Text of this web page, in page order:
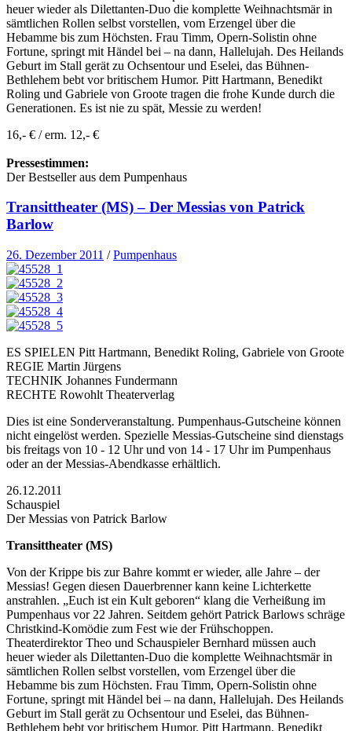
heuer wieder als Dilettanten-Duo die komplette Weihnachtsmär in
sämtlichen Rollen selbst vorstellen, vom Erzengel über die
Hebamme bis zum Höchsten. Frau Timm, Opern-Solistin ohne
Fortune, springt mit Händel bei – na dann, Hallelujah. Des Heilands
Geburt im Stall gerät zu Ochsentour und Eselei, das Bühnen-
Bethlehem bebt vor britischem Humor. Pitt Hartmann, Benedikt
Roling und Gabriele von Groote tragen die frohe Kunde durch die
Generationen. Es ist nie zu spät, Messie zu werden!
16,- € / erm. 12,- €
Pressestimmen:
Der Bestseller aus dem Pumpenhaus
Transittheater (MS) – Der Messias von Patrick
Barlow
26. Dezember 2011 /Pumpenhaus
ES SPIELEN Pitt Hartmann, Benedikt Roling, Gabriele von Groote
REGIE Martin Jürgens
TECHNIK Johannes Fundermann
RECHTE Rowohlt Theaterverlag
Dies ist eine Sonderveranstaltung. Pumpenhaus-Gutscheine können
nicht eingelöst werden. Spezielle Messias-Gutscheine sind dienstags
bis freitags von 10 - 12 Uhr und von 14 - 17 Uhr im Pumpenhaus
oder an der Messias-Abendkasse erhältlich.
26.12.2011
Schauspiel
Der Messias von Patrick Barlow
Transittheater (MS)
Von der Krippe bis zur Bahre kommt er wieder, alle Jahre – der
Messias! Gegen diesen Dauerbrenner kann keine Lichterkette
anstrahlen. „Euch ist ein Kult geboren“ klang die Verheißung im
Pumpenhaus vor 22 Jahren. Seitdem gehört Patrick Barlows schräge
Christkind-Komödie zum Fest wie der Frühschoppen.
Theaterdirektor Theo und Schauspieler Bernhard müssen auch
heuer wieder als Dilettanten-Duo die komplette Weihnachtsmär in
sämtlichen Rollen selbst vorstellen, vom Erzengel über die
Hebamme bis zum Höchsten. Frau Timm, Opern-Solistin ohne
Fortune, springt mit Händel bei – na dann, Hallelujah. Des Heilands
Geburt im Stall gerät zu Ochsentour und Eselei, das Bühnen-
Bethlehem bebt vor britischem Humor. Pitt Hartmann, Benedikt